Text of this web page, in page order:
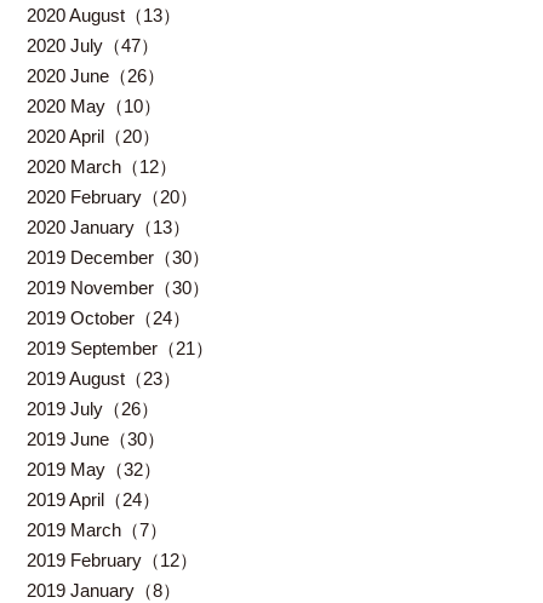
2020 August（13）
2020 July（47）
2020 June（26）
2020 May（10）
2020 April（20）
2020 March（12）
2020 February（20）
2020 January（13）
2019 December（30）
2019 November（30）
2019 October（24）
2019 September（21）
2019 August（23）
2019 July（26）
2019 June（30）
2019 May（32）
2019 April（24）
2019 March（7）
2019 February（12）
2019 January（8）